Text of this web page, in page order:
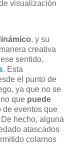
visualización
, y su
creativa
sentido,
. Esta
el punto de
ya que no se
que puede
de eventos que
De hecho, alguna
atascados
colarnos